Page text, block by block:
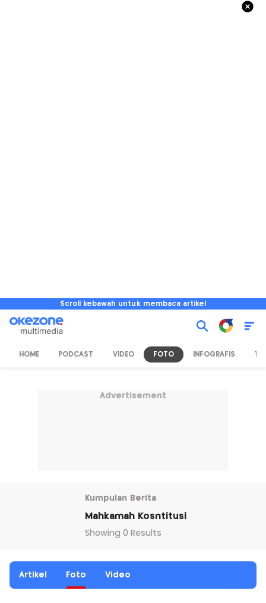
Scroll kebawah untuk membaca artikel
HOME PODCAST VIDEO FOTO INFOGRAFIS TV
Advertisement
Kumpulan Berita
Mahkamah Kosntitusi
Showing 0 Results
Artikel Foto Video